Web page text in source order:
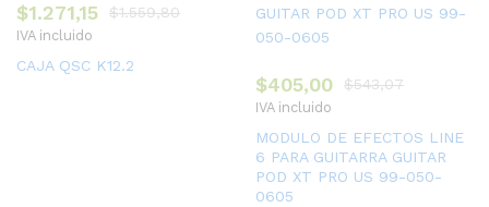
$1.271,15 $1.559,80
IVA incluido
CAJA QSC K12.2
$405,00 $543,07
IVA incluido
MODULO DE EFECTOS LINE
6 PARA GUITARRA GUITAR
POD XT PRO US 99-050-
0605